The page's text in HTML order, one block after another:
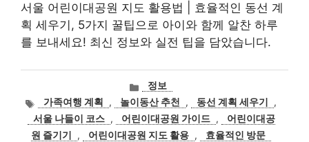
서울 어린이대공원 지도 활용법 | 효율적인 동선 계
획 세우기, 5가지 꿀팁으로 아이와 함께 알찬 하루
를 보내세요! 최신 정보와 실전 팁을 담았습니다.
카
테
고
리
정보
태
그
가족여행 계획 , 놀이동산 추천 , 동선 계획 세우기
,
서울 나들이 코스 , 어린이대공원 가이드 ,
어린이대공
원 즐기기
, 어린이대공원 지도 활용 , 효율적인 방문